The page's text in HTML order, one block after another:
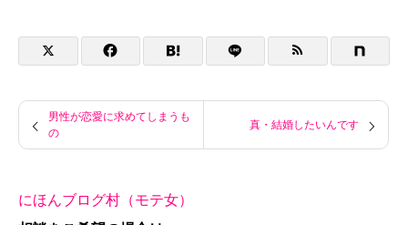
男性が恋愛に求めてしまうも
の
真・結婚したいんです
にほんブログ村（モテ女）